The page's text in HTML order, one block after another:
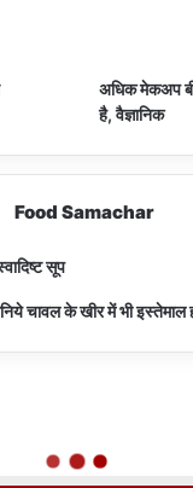
अधिक मेकअप
है, वैज्ञानिक
Food Samachar
सूप
चावल के खीर में भी इस्तेमाल